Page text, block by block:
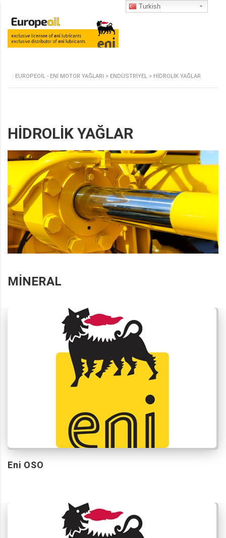
EUROPEOIL - ENI MOTOR YAĞLARI > ENDÜSTRIYEL > HIDROLIK YAĞLAR
HIDROLIK YAĞLAR
MINERAL
Eni OSO
Turkish